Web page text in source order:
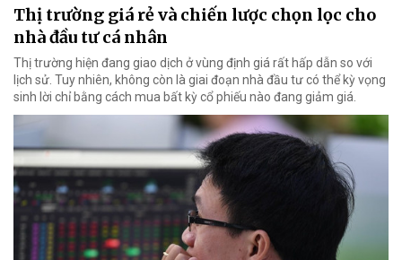
Thị trường giá rẻ và chiến lược chọn lọc cho
nhà đầu tư cá nhân
Thị trường hiện đang giao dịch ở vùng định giá rất hấp dẫn so với
lịch sử. Tuy nhiên, không còn là giai đoạn nhà đầu tư có thể kỳ vọng
sinh lời chỉ bằng cách mua bất kỳ cổ phiếu nào đang giảm giá.